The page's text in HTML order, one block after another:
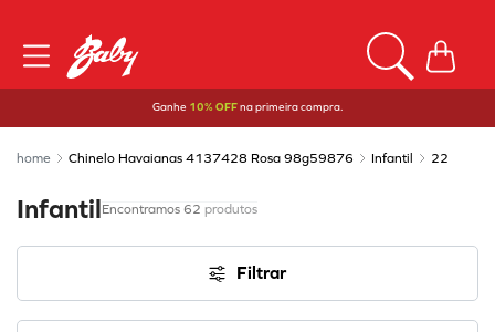
Ganhe 10% OFFna primeira compra.
Chinelo Havaianas 4137428 Rosa 98g59876 Infantil 22
Infantil 62 produtos
Filtrar